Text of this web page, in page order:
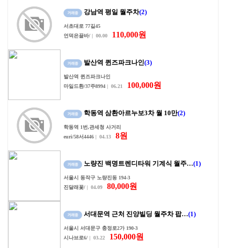
강남역 평일 월주차(2)
서초대로 77길45
언덕은끌바/ | 00.00 110,000원
발산역 퀸즈파크나인(3)
발산역 퀸즈파크나인
마일드환/37주8994 | 06.21 100,000원
학동역 삼환아르누보3차 월 10만(2)
학동역 1번,관세청 사거리
euri/58서4446 | 04.13 8원
노량진 백명트렌디타워 기계식 월주…(1)
서울시 동작구 노량진동 194-3
진달래꽃/ | 04.09 80,000원
서대문역 근처 진양빌딩 월주차 팝…(1)
서울시 서대문구 충정로2가 190-3
시나브로6/ | 03.22 150,000원